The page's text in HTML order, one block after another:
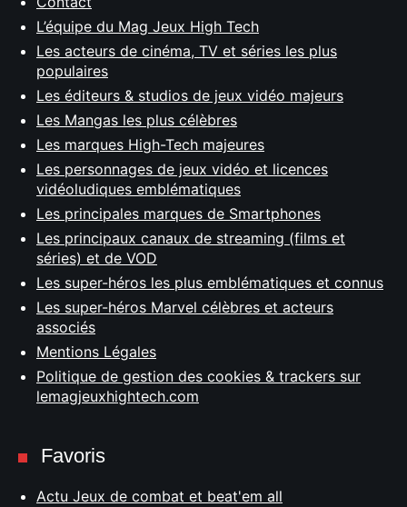
L’équipe du Mag Jeux High Tech
Les acteurs de cinéma, TV et séries les plus
populaires
Les éditeurs & studios de jeux vidéo majeurs
Les Mangas les plus célèbres
Les marques High-Tech majeures
Les personnages de jeux vidéo et licences
vidéoludiques emblématiques
Les principales marques de Smartphones
Les principaux canaux de streaming (films et
séries) et de VOD
Les super-héros les plus emblématiques et connus
Les super-héros Marvel célèbres et acteurs
associés
Mentions Légales
Politique de gestion des cookies & trackers sur
lemagjeuxhightech.com
Favoris
Actu Jeux de combat et beat'em all